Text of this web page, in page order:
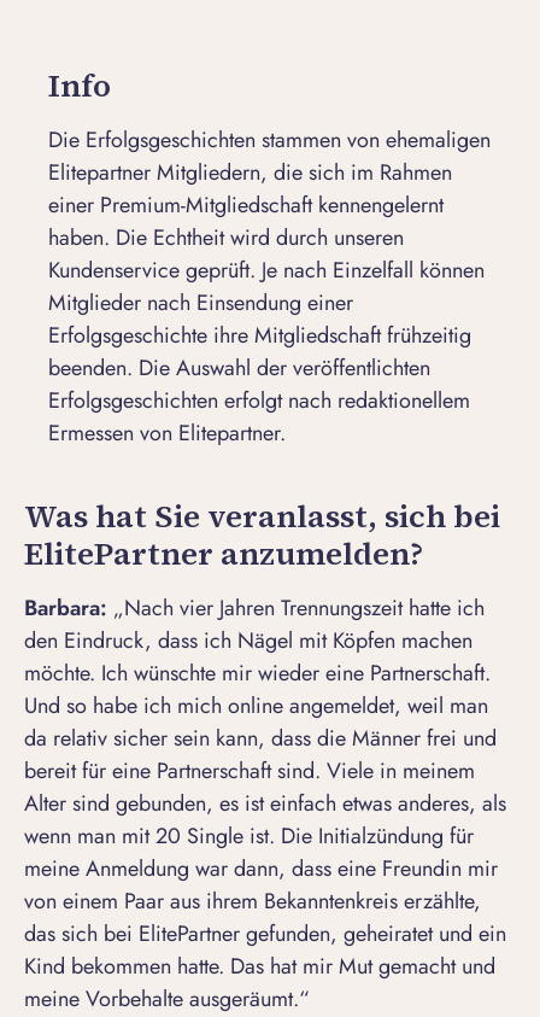
Info
Die Erfolgsgeschichten stammen von ehemaligen
Elitepartner Mitgliedern, die sich im Rahmen
einer Premium-Mitgliedschaft kennengelernt
haben. Die Echtheit wird durch unseren
Kundenservice geprüft. Je nach Einzelfall können
Mitglieder nach Einsendung einer
Erfolgsgeschichte ihre Mitgliedschaft frühzeitig
beenden. Die Auswahl der veröffentlichten
Erfolgsgeschichten erfolgt nach redaktionellem
Ermessen von Elitepartner.
Was hat Sie veranlasst, sich bei
ElitePartner anzumelden?
Barbara: „Nach vier Jahren Trennungszeit hatte ich
den Eindruck, dass ich Nägel mit Köpfen machen
möchte. Ich wünschte mir wieder eine Partnerschaft.
Und so habe ich mich online angemeldet, weil man
da relativ sicher sein kann, dass die Männer frei und
bereit für eine Partnerschaft sind. Viele in meinem
Alter sind gebunden, es ist einfach etwas anderes, als
wenn man mit 20 Single ist. Die Initialzündung für
meine Anmeldung war dann, dass eine Freundin mir
von einem Paar aus ihrem Bekanntenkreis erzählte,
das sich bei ElitePartner gefunden, geheiratet und ein
Kind bekommen hatte. Das hat mir Mut gemacht und
meine Vorbehalte ausgeräumt.“